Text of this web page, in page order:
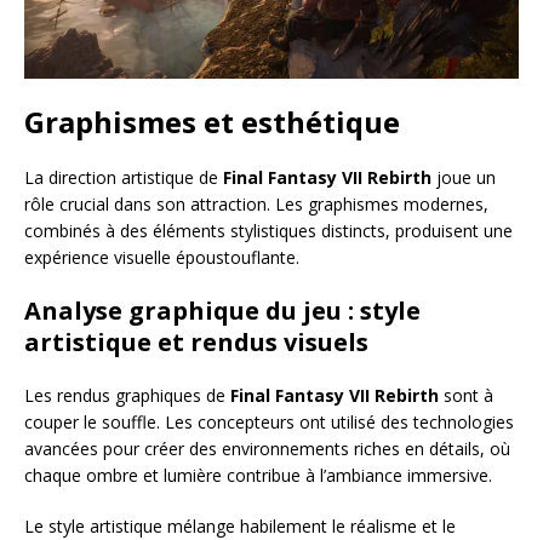
Graphismes et esthétique
La direction artistique de Final Fantasy VII Rebirth joue un
rôle crucial dans son attraction. Les graphismes modernes,
combinés à des éléments stylistiques distincts, produisent une
expérience visuelle époustouflante.
Analyse graphique du jeu : style
artistique et rendus visuels
Les rendus graphiques de Final Fantasy VII Rebirth sont à
couper le souffle. Les concepteurs ont utilisé des technologies
avancées pour créer des environnements riches en détails, où
chaque ombre et lumière contribue à l’ambiance immersive.
Le style artistique mélange habilement le réalisme et le